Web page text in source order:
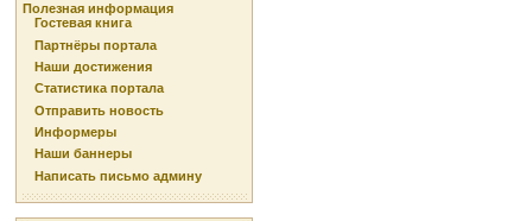
Полезная информация
Гостевая книга
Партнёры портала
Наши достижения
Статистика портала
Отправить новость
Информеры
Наши баннеры
Написать письмо админу